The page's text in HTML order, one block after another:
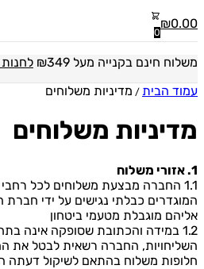
₪0.00
0
משלוח חינם בקנייה מעל ₪349
עמוד הבית / מדיניות משלוחים
מדיניות משלוחים
1. אזורי משלוח
1.1 החברה מבצעת משלוחים לכל
המוגדרים כבלתי נגישים על ידי חברת
אליהם מוגבלת מטעמי ביטחון
1.2 במידה והכתובת שסופקה אינה
השליחויות, החברה רשאית לבטל את
חלופות משלוח בהתאם לשיקול דעתה